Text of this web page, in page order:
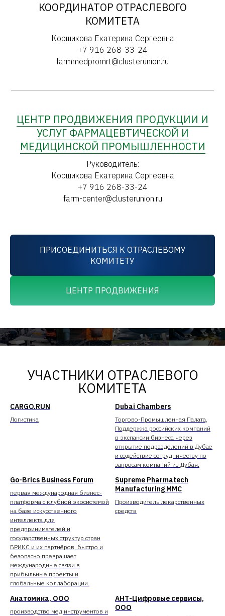
КООРДИНАТОР ОТРАСЛЕВОГО
КОМИТЕТА
Коршикова Екатерина Сергеевна
+7 916 268-33-24
farmmedpromrt@clusterunion.ru
ЦЕНТР ПРОДВИЖЕНИЯ ПРОДУКЦИИ И
УСЛУГ ФАРМАЦЕВТИЧЕСКОЙ И
МЕДИЦИНСКОЙ ПРОМЫШЛЕННОСТИ
Руководитель:
Коршикова Екатерина Сергеевна
+7 916 268-33-24
farm-center@clusterunion.ru
ПРИСОЕДИНИТЬСЯ К ОТРАСЛЕВОМУ
КОМИТЕТУ
ЦЕНТР ПРОДВИЖЕНИЯ
УЧАСТНИКИ ОТРАСЛЕВОГО
КОМИТЕТА
CARGO.RUN
Логистика
Dubai Chambers
Торгово-Промышленная Палата,
Поддержка российских компаний
в экспансии бизнеса через
открытие подразделений в Дубае
и содействие сотрудничеству по
запросам компаний из Дубая.
Go-Brics Business Forum
первая международная бизнес-
платформа с клубной экосистемой
на базе искусственного
интеллекта для
предпринимателей и
государственных структур стран
БРИКС и их партнёров, быстро и
безопасно превращает
международные связи в
прибыльные проекты и
глобальные коллаборации.
Supreme Pharmatech
Manufacturing MMC
Производитель лекарственных
средств
Анатомика, ООО
производство мед инструментов и
АНТ-Цифровые сервисы,
ООО